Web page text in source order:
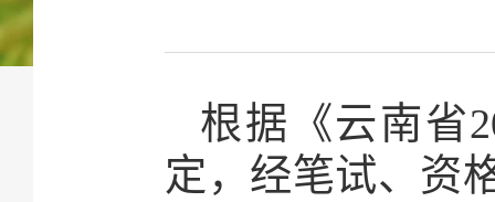
根据《云南省
定，经笔试、资